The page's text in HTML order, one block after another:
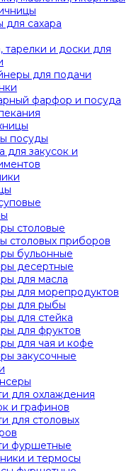
сахара
тарелки и доски для
для подачи
фарфор и посуда
посуды
для закусок и
столовые
столовых приборов
бульонные
десертные
для масла
для морепродуктов
для рыбы
для стейка
для фруктов
для чая и кофе
закусочные
для охлаждения
и графинов
для столовых
фуршетные
и термосы